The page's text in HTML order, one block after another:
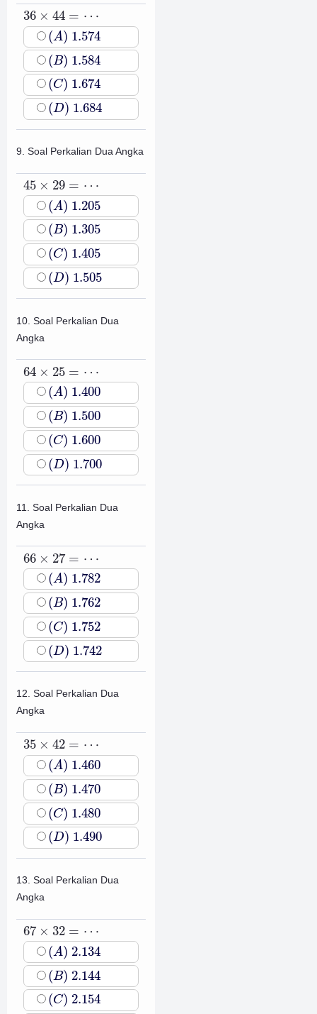
36 × 44 = ⋯
36 ×44=⋯
(A) 1.574
(A)1.574
(B) 1.584
(B)1.584
(C) 1.674
(C)1.674
(D) 1.684
(D)1.684
9. Soal Perkalian Dua Angka
45 × 29 = ⋯
45×29=⋯
(A) 1.205
(A)1.205
(B) 1.305
(B)1.305
(C) 1.405
(C)1.405
(D) 1.505
(D)1.505
10. Soal Perkalian Dua
Angka
64 × 25 = ⋯
64 ×25=⋯
(A) 1.400
(A)1.400
(B) 1.500
(B)1.500
(C) 1.600
(C)1.600
(D) 1.700
(D)1.700
11. Soal Perkalian Dua
Angka
66 × 27 = ⋯
66 ×27=⋯
(A) 1.782
(A)1.782
(B) 1.762
(B)1.762
(C) 1.752
(C)1.752
(D) 1.742
(D)1.742
12. Soal Perkalian Dua
Angka
35 × 42 = ⋯
35 ×42=⋯
(A) 1.460
(A)1.460
(B) 1.470
(B)1.470
(C) 1.480
(C)1.480
(D) 1.490
(D)1.490
13. Soal Perkalian Dua
Angka
67 × 32 = ⋯
67 ×32=⋯
(A) 2.134
(A)2.134
(B) 2.144
(B)2.144
(C) 2.154
(C)2.154